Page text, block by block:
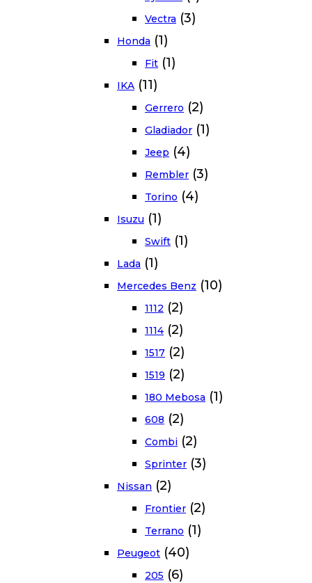
Vectra (3)
Honda (1)
Fit (1)
IKA (11)
Gerrero (2)
Gladiador (1)
Jeep (4)
Rembler (3)
Torino (4)
Isuzu (1)
Swift (1)
Lada (1)
Mercedes Benz (10)
1112 (2)
1114 (2)
1517 (2)
1519 (2)
180 Mebosa (1)
608 (2)
Combi (2)
Sprinter (3)
Nissan (2)
Frontier (2)
Terrano (1)
Peugeot (40)
205 (6)